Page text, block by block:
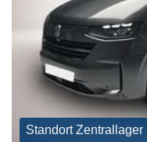
Standort Zentrallager